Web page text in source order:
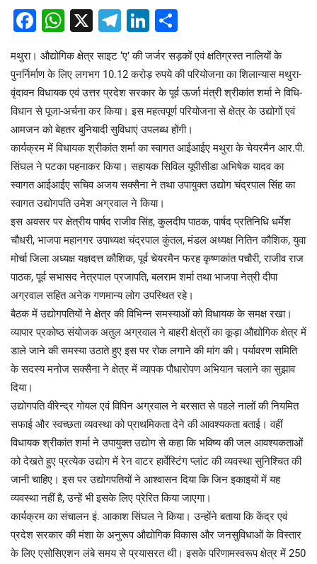
Facebook
WhatsApp
X Telegram
LinkedIn
मथुरा। औद्योगिक क्षेत्र साइट ‘ए’ की जर्जर सड़कों एवं क्षतिग्रस्त नालियों के
पुनर्निर्माण के लिए लगभग 10.12 करोड़ रुपये की परियोजना का शिलान्यास मथुरा-
वृंदावन विधायक एवं उत्तर प्रदेश सरकार के पूर्व ऊर्जा मंत्री श्रीकांत शर्मा ने विधि-
विधान से पूजा-अर्चना कर किया। इस महत्वपूर्ण परियोजना से क्षेत्र के उद्योगों एवं
आमजन को बेहतर बुनियादी सुविधाएं उपलब्ध होंगी।
कार्यक्रम में विधायक श्रीकांत शर्मा का स्वागत आईआईए मथुरा के चेयरमैन आर.पी.
सिंघल ने पटका पहनाकर किया। सहायक सिविल यूपीसीडा अभिषेक यादव का
स्वागत आईआईए सचिव अजय सक्सैना ने तथा उपायुक्त उद्योग चंद्रपाल सिंह का
स्वागत उद्योगपति उमेश अग्रवाल ने किया।
इस अवसर पर क्षेत्रीय पार्षद राजीव सिंह, कुलदीप पाठक, पार्षद प्रतिनिधि धर्मेश
चौधरी, भाजपा महानगर उपाध्यक्ष चंद्रपाल कुंतल, मंडल अध्यक्ष नितिन कौशिक, युवा
मोर्चा जिला अध्यक्ष यज्ञदत्त कौशिक, पूर्व चेयरमैन फरह कृष्णकांत पचौरी, राजीव राज
पाठक, पूर्व सभासद नेत्रपाल प्रजापति, बलराम शर्मा तथा भाजपा नेत्री दीपा
अग्रवाल सहित अनेक गणमान्य लोग उपस्थित रहे।
बैठक में उद्योगपतियों ने क्षेत्र की विभिन्न समस्याओं को विधायक के समक्ष रखा।
व्यापार प्रकोष्ठ संयोजक अतुल अग्रवाल ने बाहरी क्षेत्रों का कूड़ा औद्योगिक क्षेत्र में
डाले जाने की समस्या उठाते हुए इस पर रोक लगाने की मांग की। पर्यावरण समिति
के सदस्य मनोज सक्सैना ने क्षेत्र में व्यापक पौधारोपण अभियान चलाने का सुझाव
दिया।
उद्योगपति वीरेन्द्र गोयल एवं विपिन अग्रवाल ने बरसात से पहले नालों की नियमित
सफाई और स्वच्छता व्यवस्था को प्राथमिकता देने की आवश्यकता बताई। वहीं
विधायक श्रीकांत शर्मा ने उपायुक्त उद्योग से कहा कि भविष्य की जल आवश्यकताओं
को देखते हुए प्रत्येक उद्योग में रेन वाटर हार्वेस्टिंग प्लांट की व्यवस्था सुनिश्चित की
जानी चाहिए। इस पर उद्योगपतियों ने आश्वासन दिया कि जिन इकाइयों में यह
व्यवस्था नहीं है, उन्हें भी इसके लिए प्रेरित किया जाएगा।
कार्यक्रम का संचालन इं. आकाश सिंघल ने किया। उन्होंने बताया कि केंद्र एवं
प्रदेश सरकार की मंशा के अनुरूप औद्योगिक विकास और जनसुविधाओं के विस्तार
के लिए एसोसिएशन लंबे समय से प्रयासरत थी। इसके परिणामस्वरूप क्षेत्र में 250